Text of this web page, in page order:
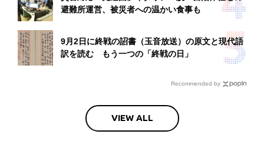
避難所運営、被災者への温かい食事も
9月2日に終戦の詔書（玉音放送）の原文と現代語
訳を読む もう一つの「終戦の日」
Recommended by
VIEW ALL